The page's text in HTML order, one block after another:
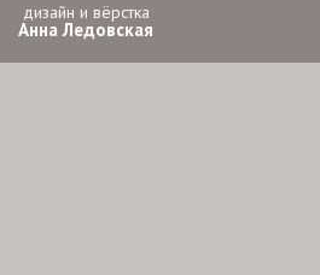
дизайн и вёрстка
Анна Ледовская